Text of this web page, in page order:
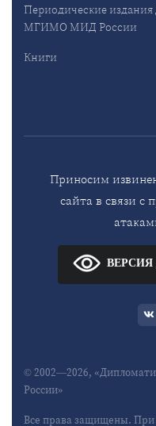
Периодические
МГИМО МИД России
Книги
Приносим
сайта в связи
© 2002—2026,
России»
Все права защищены.